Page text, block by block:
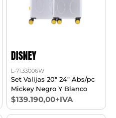
DISNEY
L-71.33006W
Set Valijas 20" 24" Abs/pc
Mickey Negro Y Blanco
$139.190,00+IVA